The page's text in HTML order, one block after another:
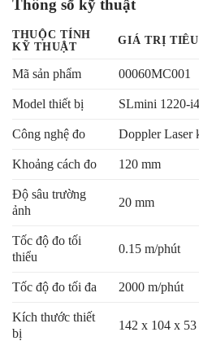
Thông số kỹ thuật
THUỘC TÍNH
KỸ THUẬT
GIÁ TRỊ
Mã sản phẩm 00060MC001
Model thiết bị SLmini 1220-i4
Công nghệ đo Doppler Laser
Khoảng cách đo 120 mm
Độ sâu trường
ảnh
20 mm
Tốc độ đo tối
thiểu
0.15 m/phút
Tốc độ đo tối đa 2000 m/phút
Kích thước thiết
bị
142 x 104 x 53